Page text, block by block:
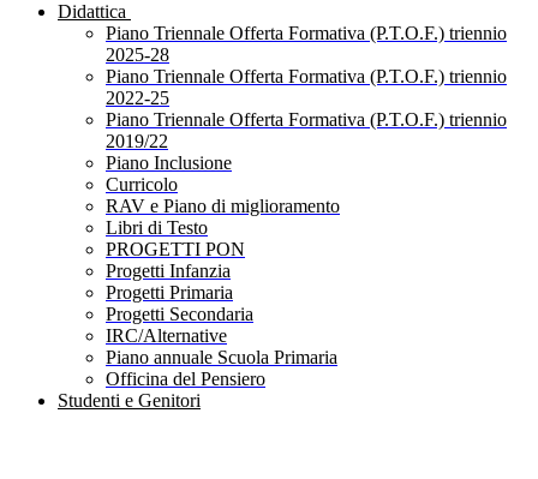
Didattica
Piano Triennale Offerta Formativa (P.T.O.F.) triennio
2025-28
Piano Triennale Offerta Formativa (P.T.O.F.) triennio
2022-25
Piano Triennale Offerta Formativa (P.T.O.F.) triennio
2019/22
Piano Inclusione
Curricolo
RAV e Piano di miglioramento
Libri di Testo
PROGETTI PON
Progetti Infanzia
Progetti Primaria
Progetti Secondaria
IRC/Alternative
Piano annuale Scuola Primaria
Officina del Pensiero
Studenti e Genitori